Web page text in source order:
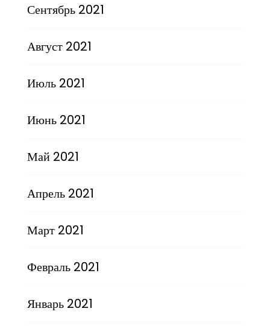
Сентябрь 2021
Август 2021
Июль 2021
Июнь 2021
Май 2021
Апрель 2021
Март 2021
Февраль 2021
Январь 2021